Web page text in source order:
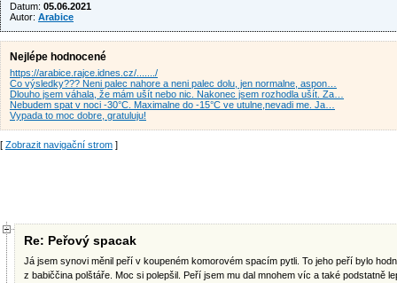
Datum: 05.06.2021
Autor: Arabice
Nejlépe hodnocené
https://arabice.rajce.idnes.cz/......./
Co výsledky??? Neni palec nahore a neni palec dolu, jen normalne, aspon…
Dlouho jsem váhala, že mám ušít nebo nic. Nakonec jsem rozhodla ušít. Za…
Nebudem spat v noci -30°C. Maximalne do -15°C ve utulne,nevadi me. Ja…
Vypada to moc dobre, gratuluju!
[ Zobrazit navigační strom ]
Re: Peřový spacak
Já jsem synovi měnil peří v koupeném komorovém spacím pytli. To jeho peří bylo
z babiččina polštáře. Moc si polepšil. Peří jsem mu dal mnohem víc a také podstatně